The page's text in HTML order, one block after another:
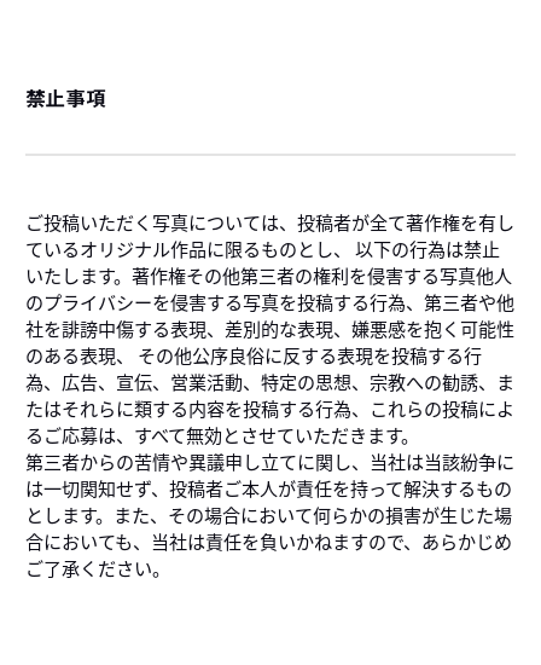
禁止事項
ご投稿いただく写真については、投稿者が全て著作権を有し
ているオリジナル作品に限るものとし、 以下の行為は禁止
いたします。著作権その他第三者の権利を侵害する写真他人
のプライバシーを侵害する写真を投稿する行為、第三者や他
社を誹謗中傷する表現、差別的な表現、嫌悪感を抱く可能性
のある表現、 その他公序良俗に反する表現を投稿する行
為、広告、宣伝、営業活動、特定の思想、宗教への勧誘、ま
たはそれらに類する内容を投稿する行為、これらの投稿によ
るご応募は、すべて無効とさせていただきます。
第三者からの苦情や異議申し立てに関し、当社は当該紛争に
は一切関知せず、投稿者ご本人が責任を持って解決するもの
とします。また、その場合において何らかの損害が生じた場
合においても、当社は責任を負いかねますので、あらかじめ
ご了承ください。